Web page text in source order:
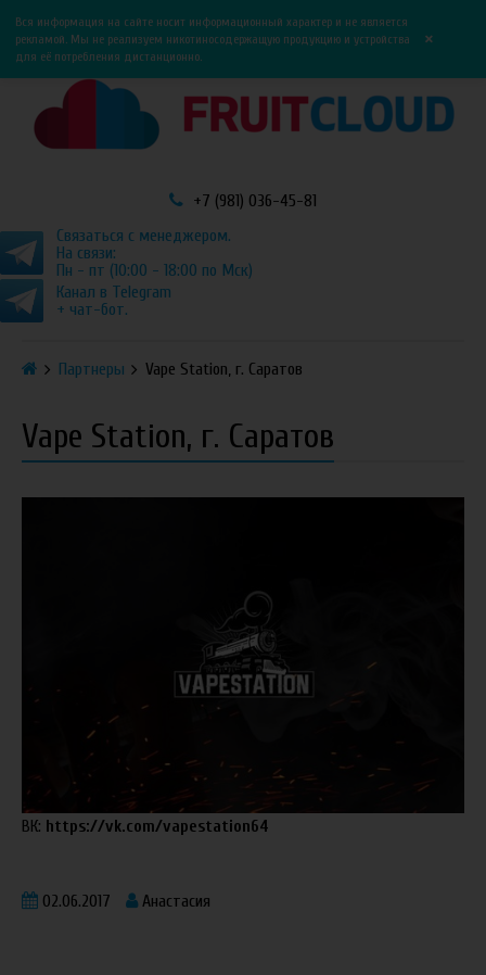
0
Вся информация на сайте носит информационный характер и не является
рекламой. Мы не реализуем никотиносодержащую продукцию и устройства
для её потребления дистанционно.
×
+7 (981) 036-45-81
Связаться с менеджером.
На связи:
Пн - пт (10:00 - 18:00 по Мск)
Канал в Telegram
+ чат-бот.
Партнеры Vape Station, г. Саратов
Vape Station, г. Саратов
ВК: https://vk.com/vapestation64
02.06.2017 Анастасия